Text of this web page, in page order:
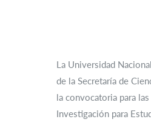
La Universidad
de la Secretaría de
la convocatoria para
Investigación para